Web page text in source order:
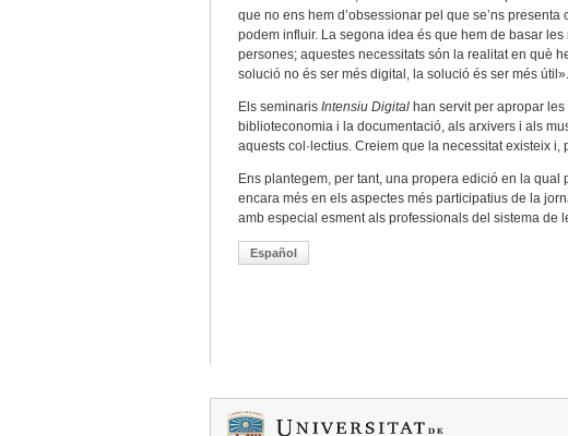
que no ens hem d’obsessionar pel que se’ns
podem influir. La segona idea és que hem de basar
persones; aquestes necessitats són la realitat en què
solució no és ser més digital, la solució és ser més útil».
Els seminaris Intensiu Digital han servit per apropar
biblioteconomia i la documentació, als arxivers i als
aquests col·lectius. Creiem que la necessitat existeix
Ens plantegem, per tant, una propera edició en la
encara més en els aspectes més participatius de la
amb especial esment als professionals del sistema de
Español